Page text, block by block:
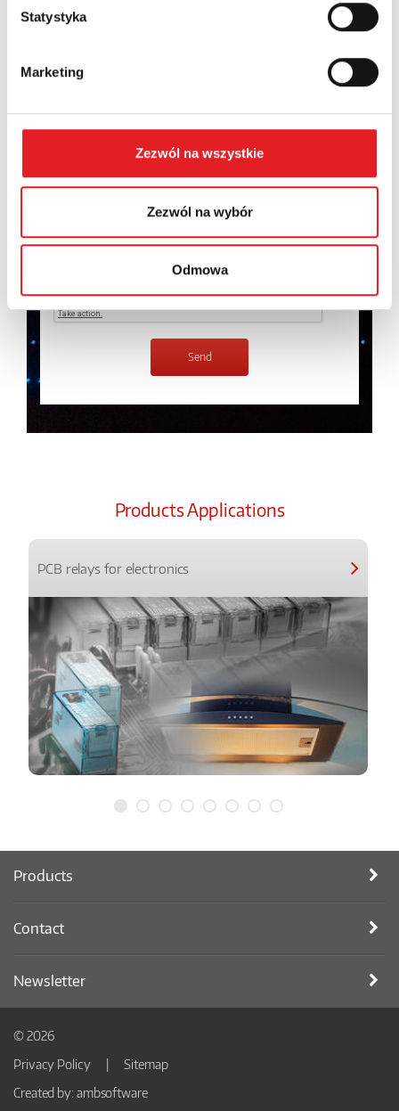
Statystyka
Marketing
Zezwól na wszystkie
Zezwól na wybór
Odmowa
Contents: *
I consent to the processing of my personal data by
personal data in thePrivacy Policy*
*
Products Applications
PCB relays for electronics
Products
Contact
Newsletter
© 2026
Privacy Policy
Sitemap
Created by: ambsoftware